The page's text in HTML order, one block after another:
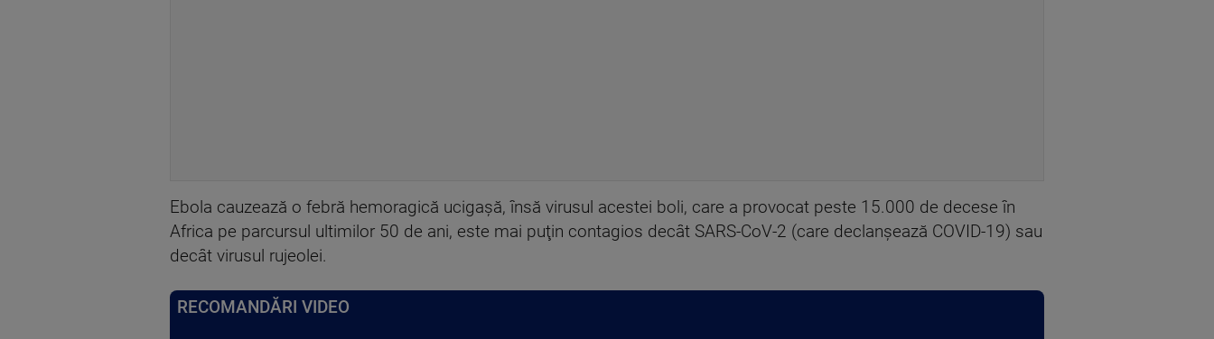
Ebola cauzează o febră hemoragică ucigaşă, însă virusul acestei boli, care a provocat peste 15.000 de decese în
Africa pe parcursul ultimilor 50 de ani, este mai puţin contagios decât SARS-CoV-2 (care declanşează COVID-19) sau
decât virusul rujeolei.
RECOMANDĂRI VIDEO